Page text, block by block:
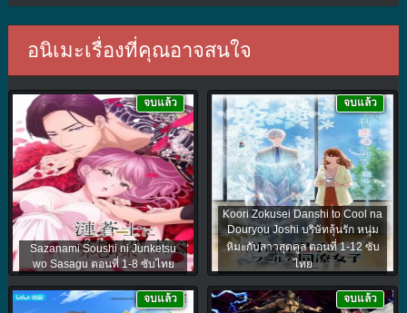
อนิเมะเรื่องที่คุณอาจสนใจ
Sazanami Soushi ni Junketsu
wo Sasagu ตอนที่ 1-8 ซับไทย
จบแล้ว
Koori Zokusei Danshi to Cool na
Douryou Joshi บริษัทลุ้นรัก หนุ่ม
หิมะกับสาวสุดคูล ตอนที่ 1-12 ซับ
ไทย
จบแล้ว
จบแล้ว จบแล้ว